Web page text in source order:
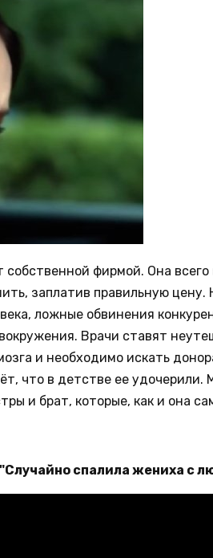
фирмой. Она
заплатив правильную
ложные обвинения
Врачи ставят
и необходимо искать
что в детстве ее удочерили.
и брат, которые, как и она
спалила жениха с